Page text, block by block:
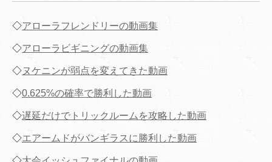
◇アローラフレンドリーの動画集
◇アローラビギニングの動画集
◇ヌケニンが弱点を変えてきた動画
◇0.625%の確率で勝利した動画
◇遅延だけでトリックルームを攻略した動画
◇エアームドがバンギラスに勝利した動画